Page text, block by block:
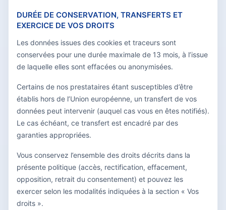
DURÉE DE CONSERVATION, TRANSFERTS ET
EXERCICE DE VOS DROITS
Les données issues des cookies et traceurs sont
conservées pour une durée maximale de 13 mois, à l’issue
de laquelle elles sont effacées ou anonymisées.
Certains de nos prestataires étant susceptibles d’être
établis hors de l’Union européenne, un transfert de vos
données peut intervenir (auquel cas vous en êtes notifiés).
Le cas échéant, ce transfert est encadré par des
garanties appropriées.
Vous conservez l’ensemble des droits décrits dans la
présente politique (accès, rectification, effacement,
opposition, retrait du consentement) et pouvez les
exercer selon les modalités indiquées à la section « Vos
droits ».